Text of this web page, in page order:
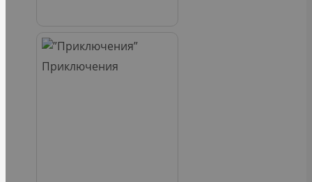
Приключения